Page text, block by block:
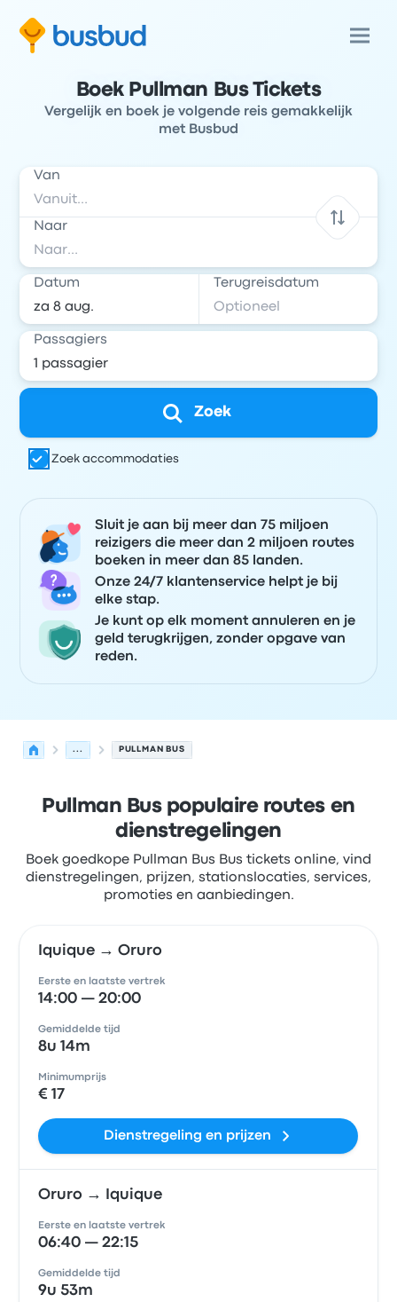
Boek Pullman Bus Tickets
Vergelijk en boek je volgende reis gemakkelijk
met Busbud
Van
Naar
Datum Terugreisdatum
Passagiers
Zoek
Zoek accommodaties
Sluit je aan bij meer dan 75 miljoen
reizigers die meer dan 2 miljoen routes
boeken in meer dan 85 landen.
Onze 24/7 klantenservice helpt je bij
elke stap.
Je kunt op elk moment annuleren en je
geld terugkrijgen, zonder opgave van
reden.
... PULLMAN BUS
Pullman Bus populaire routes en
dienstregelingen
Boek goedkope Pullman Bus Bus tickets online, vind
dienstregelingen, prijzen, stationslocaties, services,
promoties en aanbiedingen.
Iquique → Oruro
Eerste en laatste vertrek
14:00 — 20:00
Gemiddelde tijd
8u 14m
Minimumprijs
€ 17
Dienstregeling en prijzen
Oruro → Iquique
Eerste en laatste vertrek
06:40 — 22:15
Gemiddelde tijd
9u 53m